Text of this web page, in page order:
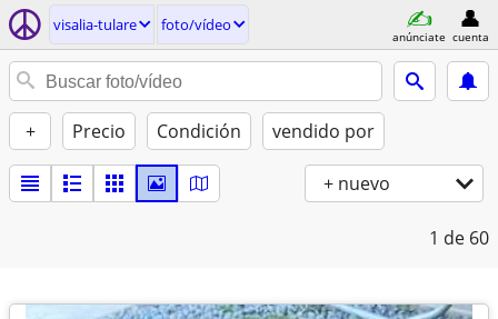
visalia-tulare foto/vídeo
anúnciate cuenta
+ Precio Condición vendido por
+ nuevo
1 de 60